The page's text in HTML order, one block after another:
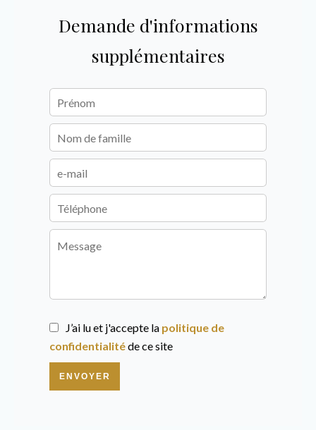
Demande d'informations
supplémentaires
J’ai lu et j'accepte la politique de
confidentialitéde ce site
ENVOYER